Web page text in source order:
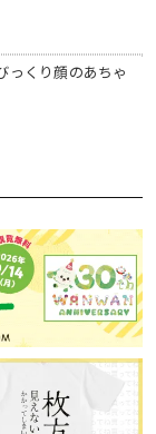
っくり顔のあちゃ